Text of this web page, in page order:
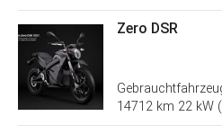
Zero DSR
14712 km 22 kW